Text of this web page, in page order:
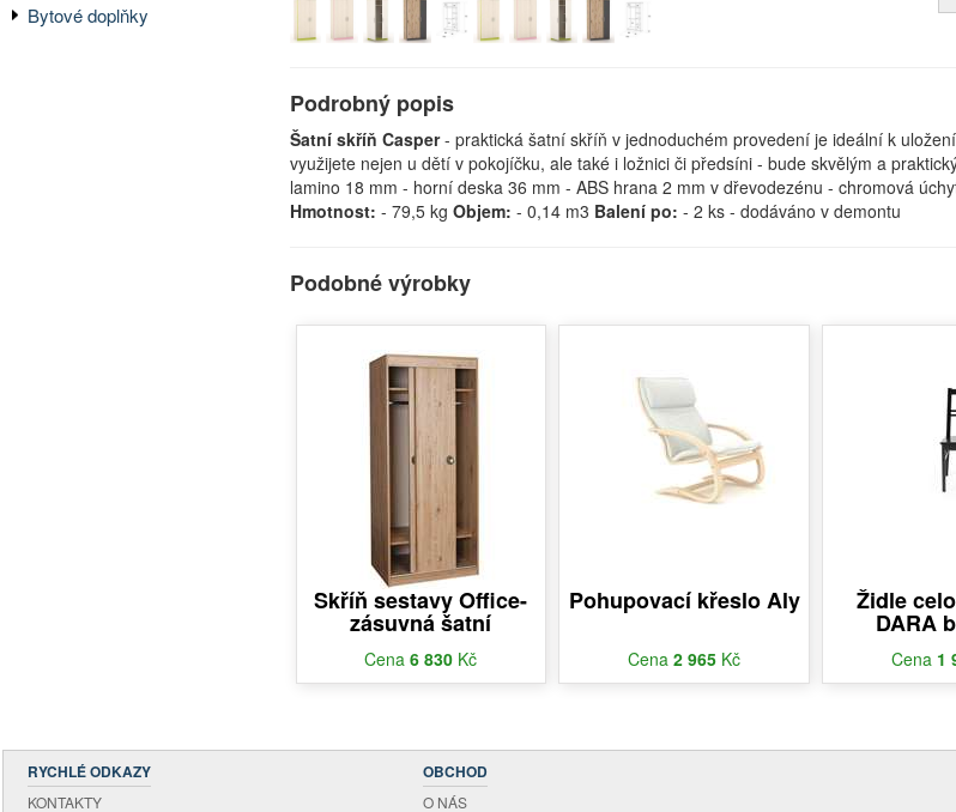
Bytové doplňky
Podrobný popis
Šatní skříň Casper- praktická šatní skříň v jednoduchém provedení je ideální k
využijete nejen u dětí v pokojíčku, ale také i ložnici či předsíni - bude skvělým a
lamino 18 mm - horní deska 36 mm - ABS hrana 2 mm v dřevodezénu - chromová
Hmotnost: - 79,5 kg Objem: - 0,14 m3 Balení po: - 2 ks - dodáváno v demontu
Podobné výrobky
Skříň sestavy Office-
zásuvná šatní
Cena6 830 Kč
Pohupovací křeslo Aly
Cena2 965 Kč
Židle
DARA
Cena 1
RYCHLÉ ODKAZY
KONTAKTY
OBCHOD
O NÁS